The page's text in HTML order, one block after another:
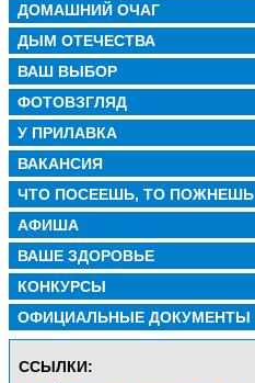
ДОМАШНИЙ ОЧАГ
ДЫМ ОТЕЧЕСТВА
ВАШ ВЫБОР
ФОТОВЗГЛЯД
У ПРИЛАВКА
ВАКАНСИЯ
ЧТО ПОСЕЕШЬ, ТО ПОЖНЕШЬ
АФИША
ВАШЕ ЗДОРОВЬЕ
КОНКУРСЫ
ОФИЦИАЛЬНЫЕ ДОКУМЕНТЫ
CСЫЛКИ: